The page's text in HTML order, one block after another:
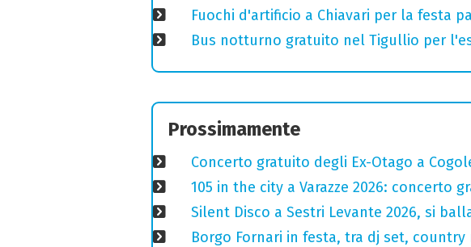
Fuochi d'artificio a Chiavari per la festa
Bus notturno gratuito nel Tigullio per
Prossimamente
Concerto gratuito degli Ex-Otago a
105 in the city a Varazze 2026: concerto
Silent Disco a Sestri Levante 2026, si
Borgo Fornari in festa, tra dj set,